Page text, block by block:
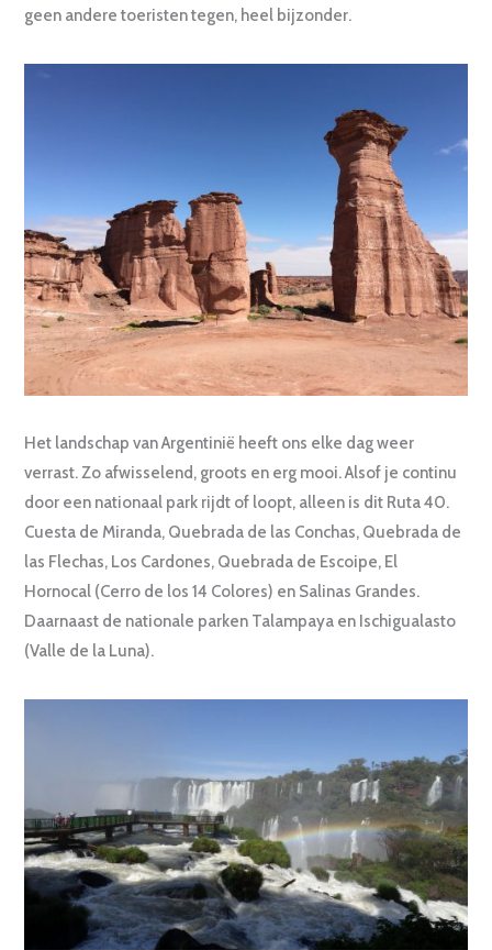
geen andere toeristen tegen, heel bijzonder.
Het landschap van Argentinië heeft ons elke dag weer
verrast. Zo afwisselend, groots en erg mooi. Alsof je continu
door een nationaal park rijdt of loopt, alleen is dit Ruta 40.
Cuesta de Miranda, Quebrada de las Conchas, Quebrada de
las Flechas, Los Cardones, Quebrada de Escoipe, El
Hornocal (Cerro de los 14 Colores) en Salinas Grandes.
Daarnaast de nationale parken Talampaya en Ischigualasto
(Valle de la Luna).